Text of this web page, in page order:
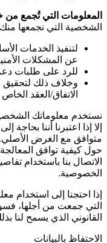
المعلومات التي تُجمع من
الشخصية التي نجمعها
لتنفيذ الخدمات
عن المشكلات
للرد على طلبات
وخلاف ذلك لتحقيق
الاتفاق/العقد
نستخدم معلوماتك
إلا إذا اعتبرنا أننا
متوافق مع الغرض
حول كيفية توافق
الاتصال بنا باستخدام
الخصوصية.
إذا احتجنا إلى استخدام
التي جمعت من أجلها،
القانوني الذي يسمح لنا
الاحتفاظ بالبيانات